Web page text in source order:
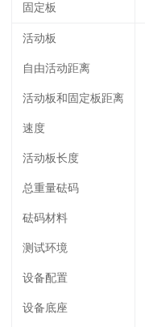
固定板
活动板
自由活动距离
活动板和固定板距离
速度
活动板长度
总重量砝码
砝码材料
测试环境
设备配置
设备底座